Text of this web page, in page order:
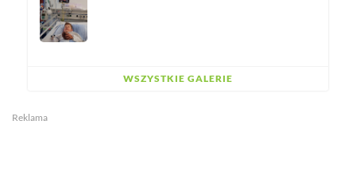
WSZYSTKIE GALERIE
Reklama